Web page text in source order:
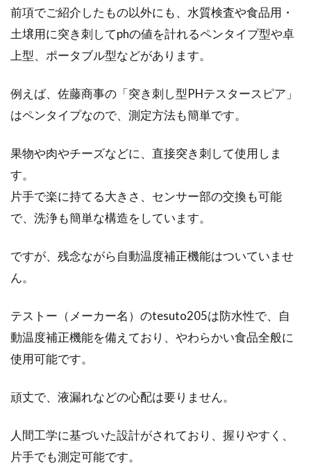
前項でご紹介したもの以外にも、水質検査や食品用・
土壌用に突き刺してphの値を計れるペンタイプ型や卓
上型、ポータブル型などがあります。
例えば、佐藤商事の「突き刺し型PHテスタースピア」
はペンタイプなので、測定方法も簡単です。
果物や肉やチーズなどに、直接突き刺して使用しま
す。
片手で楽に持てる大きさ、センサー部の交換も可能
で、洗浄も簡単な構造をしています。
ですが、残念ながら自動温度補正機能はついていませ
ん。
テストー（メーカー名）のtesuto205は防水性で、自
動温度補正機能を備えており、やわらかい食品全般に
使用可能です。
頑丈で、液漏れなどの心配は要りません。
人間工学に基づいた設計がされており、握りやすく、
片手でも測定可能です。